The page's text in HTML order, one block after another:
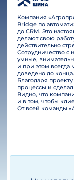
Компания
Bridge по
до CRM. Это
делают свою
действительно
Сотрудничество с
умные,
и при этом всегда
доведено до конца.
Благодаря
процессы и
Видно, что
и в том, чтобы